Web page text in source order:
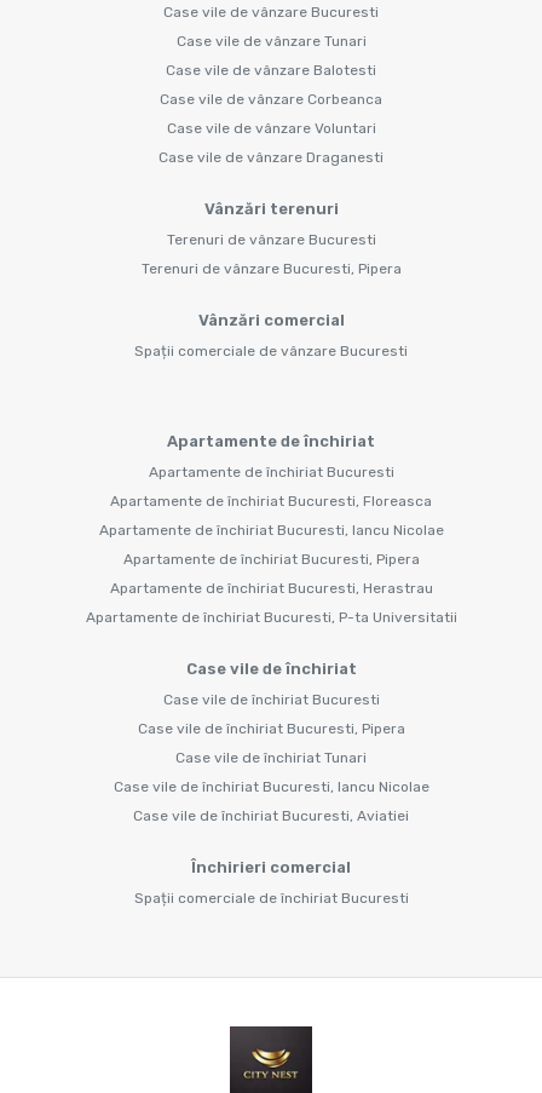
Case vile de vânzare Bucuresti
Case vile de vânzare Tunari
Case vile de vânzare Balotesti
Case vile de vânzare Corbeanca
Case vile de vânzare Voluntari
Case vile de vânzare Draganesti
Vânzări terenuri
Terenuri de vânzare Bucuresti
Terenuri de vânzare Bucuresti, Pipera
Vânzări comercial
Spații comerciale de vânzare Bucuresti
Apartamente de închiriat
Apartamente de închiriat Bucuresti
Apartamente de închiriat Bucuresti, Floreasca
Apartamente de închiriat Bucuresti, Iancu Nicolae
Apartamente de închiriat Bucuresti, Pipera
Apartamente de închiriat Bucuresti, Herastrau
Apartamente de închiriat Bucuresti, P-ta Universitatii
Case vile de închiriat
Case vile de închiriat Bucuresti
Case vile de închiriat Bucuresti, Pipera
Case vile de închiriat Tunari
Case vile de închiriat Bucuresti, Iancu Nicolae
Case vile de închiriat Bucuresti, Aviatiei
Închirieri comercial
Spații comerciale de închiriat Bucuresti